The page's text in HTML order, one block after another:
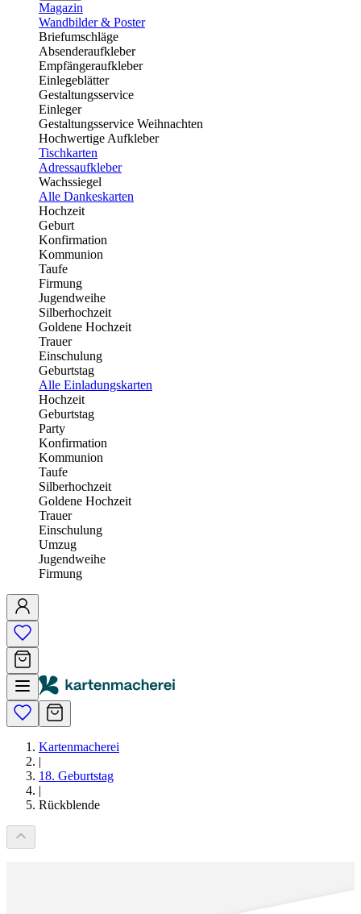
Magazin
Wandbilder & Poster
Briefumschläge
Absenderaufkleber
Empfängeraufkleber
Einlegeblätter
Gestaltungsservice
Einleger
Gestaltungsservice Weihnachten
Hochwertige Aufkleber
Tischkarten
Adressaufkleber
Wachssiegel
Alle Dankeskarten
Hochzeit
Geburt
Konfirmation
Kommunion
Taufe
Firmung
Jugendweihe
Silberhochzeit
Goldene Hochzeit
Trauer
Einschulung
Geburtstag
Alle Einladungskarten
Hochzeit
Geburtstag
Party
Konfirmation
Kommunion
Taufe
Silberhochzeit
Goldene Hochzeit
Trauer
Einschulung
Umzug
Jugendweihe
Firmung
Kartenmacherei
|
18. Geburtstag
|
Rückblende